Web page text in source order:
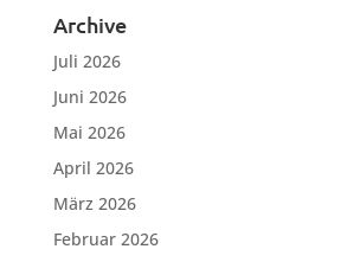
Archive
Juli 2026
Juni 2026
Mai 2026
April 2026
März 2026
Februar 2026